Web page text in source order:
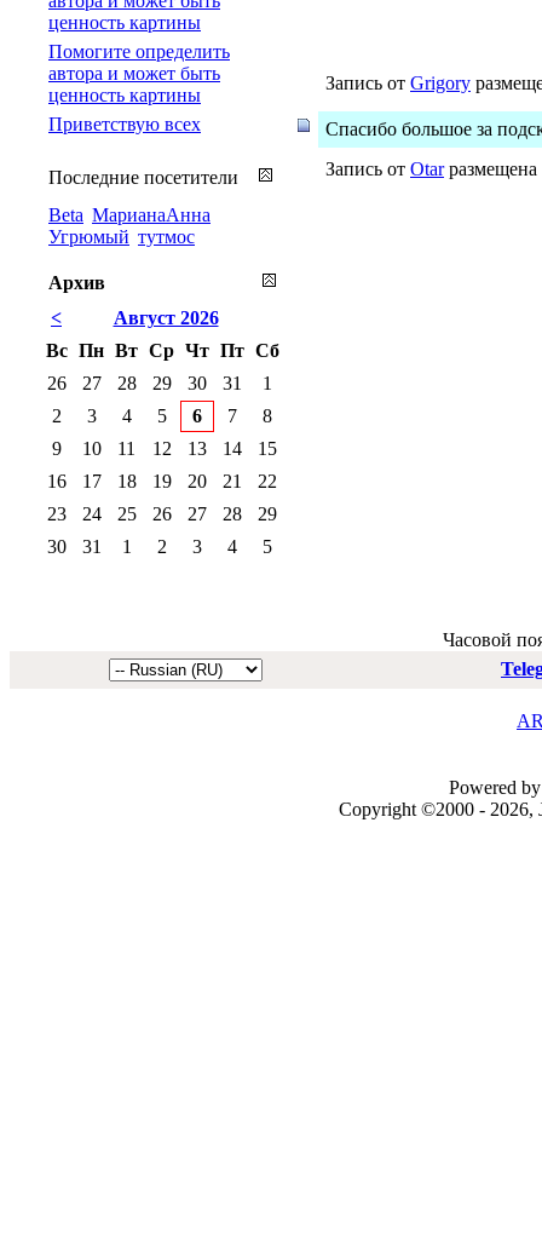
Запись от Grigory
Спасибо большое за
Запись от Otarразмещена
ценность картины
Помогите определить
автора и может быть
ценность картины
Приветствую всех
Последние посетители
Beta МарианаАнна
Угрюмый тутмос
Архив
<
Август 2026
Вс Пн Вт Ср Чт Пт Сб
26
27 28 29 30 31
1
2
3 4 5 6 7
8
9
10 11 12 13 14
15
16
17 18 19 20 21
22
23
24 25 26 27 28
29
30
31 1 2 3 4 5
Часовой
Powered
Copyright ©2000 - 2026,